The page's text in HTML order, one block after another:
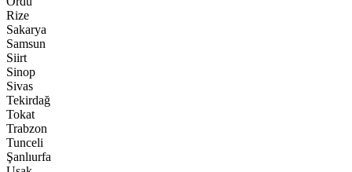
Rize
Sakarya
Samsun
Siirt
Sinop
Sivas
Tekirdağ
Tokat
Trabzon
Tunceli
Şanlıurfa